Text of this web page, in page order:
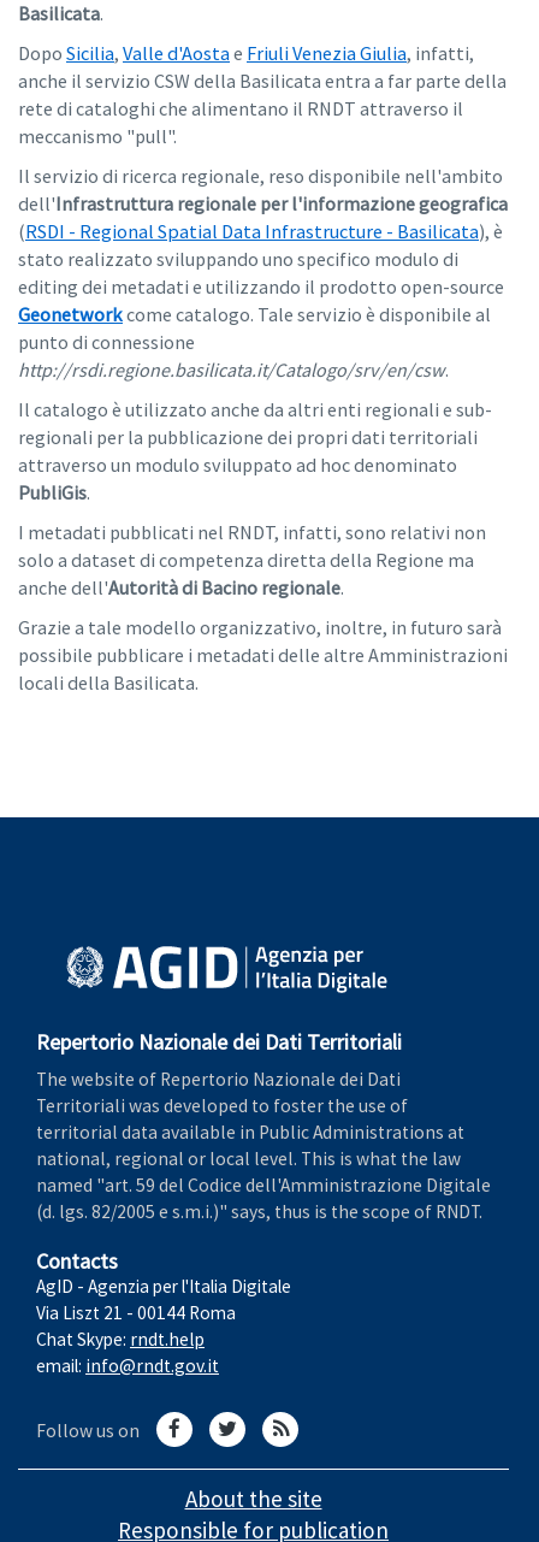
Basilicata.
Dopo Sicilia, Valle d'Aostae Friuli Venezia Giulia, infatti,
anche il servizio CSW della Basilicata entra a far parte della
rete di cataloghi che alimentano il RNDT attraverso il
meccanismo "pull".
Il servizio di ricerca regionale, reso disponibile nell'ambito
dell'Infrastruttura regionale per l'informazione geografica
(RSDI - Regional Spatial Data Infrastructure - Basilicata), è
stato realizzato sviluppando uno specifico modulo di
editing dei metadati e utilizzando il prodotto open-source
Geonetworkcome catalogo. Tale servizio è disponibile al
punto di connessione
http://rsdi.regione.basilicata.it/Catalogo/srv/en/csw.
Il catalogo è utilizzato anche da altri enti regionali e sub-
regionali per la pubblicazione dei propri dati territoriali
attraverso un modulo sviluppato ad hoc denominato
PubliGis.
I metadati pubblicati nel RNDT, infatti, sono relativi non
solo a dataset di competenza diretta della Regione ma
anche dell'Autorità di Bacino regionale.
Grazie a tale modello organizzativo, inoltre, in futuro sarà
possibile pubblicare i metadati delle altre Amministrazioni
locali della Basilicata.
Repertorio Nazionale dei Dati Territoriali
The website of Repertorio Nazionale dei Dati
Territoriali was developed to foster the use of
territorial data available in Public Administrations at
national, regional or local level. This is what the law
named "art. 59 del Codice dell'Amministrazione Digitale
(d. lgs. 82/2005 e s.m.i.)" says, thus is the scope of RNDT.
Contacts
AgID - Agenzia per l'Italia Digitale
Via Liszt 21 - 00144 Roma
Chat Skype: rndt.help
email: info@rndt.gov.it
Follow us on
About the site
Responsible for publication